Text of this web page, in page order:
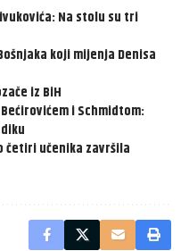
Na stolu su tri
koji mijenja Denisa
iz BiH
i Schmidtom:
četiri učenika završila